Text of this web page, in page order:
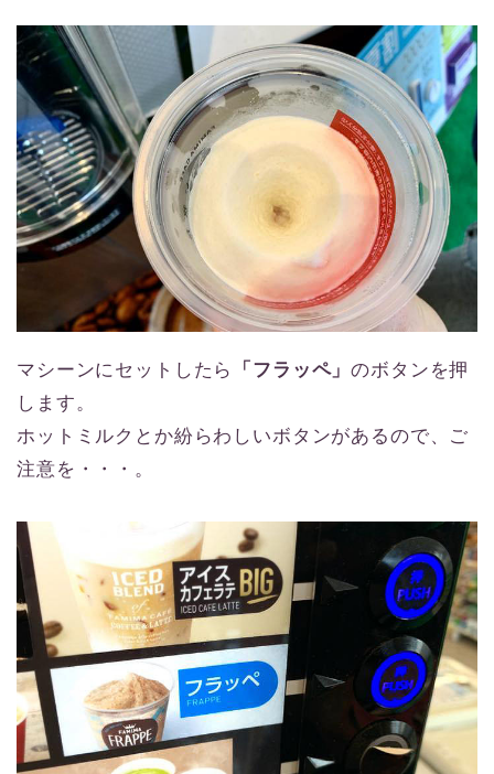
マシーンにセットしたら 「フラッペ」のボタンを押
します。
ホットミルクとか紛らわしいボタンがあるので、ご
注意を・・・。